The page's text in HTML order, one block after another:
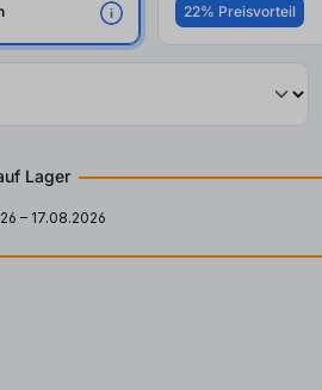
22% Preisvorteil
Lager
– 17.08.2026